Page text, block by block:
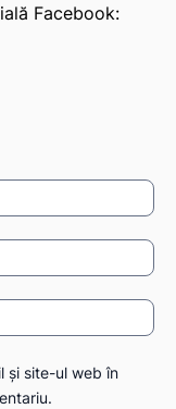
Facebook:
și site-ul web în